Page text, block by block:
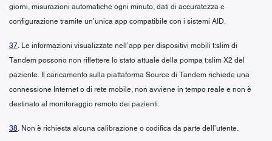
giorni, misurazioni automatiche ogni minuto, dati di accuratezza e
configurazione tramite un’unica app compatibile con i sistemi AID.
37. Le informazioni visualizzate nell’app per dispositivi mobili t:slim di
Tandem possono non riflettere lo stato attuale della pompa t:slim X2 del
paziente. Il caricamento sulla piattaforma Source di Tandem richiede una
connessione Internet o di rete mobile, non avviene in tempo reale e non è
destinato al monitoraggio remoto dei pazienti.
38. Non è richiesta alcuna calibrazione o codifica da parte dell’utente.